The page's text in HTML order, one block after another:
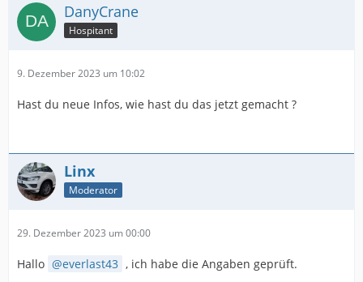
DanyCrane
Hospitant
9. Dezember 2023 um 10:02
Hast du neue Infos, wie hast du das jetzt gemacht ?
Linx
Moderator
29. Dezember 2023 um 00:00
Hallo everlast43 , ich habe die Angaben geprüft.